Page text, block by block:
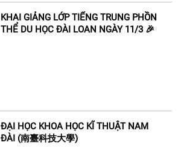
KHAI GIẢNG LỚP TIẾNG TRUNG PHỒN
THỂ DU HỌC ĐÀI LOAN NGÀY 11/3 🎉
ĐẠI HỌC KHOA HỌC KĨ THUẬT NAM
ĐÀI (南臺科技大學)